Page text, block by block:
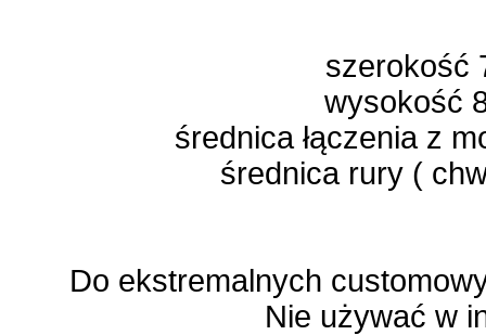
szerokość
wysokość
średnica łączenia z
średnica rury (
Do ekstremalnych
Nie używać w